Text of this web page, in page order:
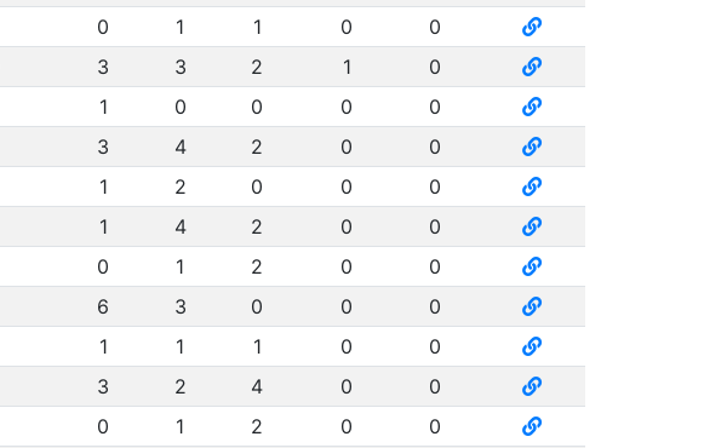
0 1 1 0
0
3 3 2 1
0
1 0 0 0
0
3 4 2 0
0
1 2 0 0
0
1 4 2 0
0
0 1 2 0
0
6 3 0 0
0
1 1 1 0
0
3 2 4 0
0
0 1 2 0
0